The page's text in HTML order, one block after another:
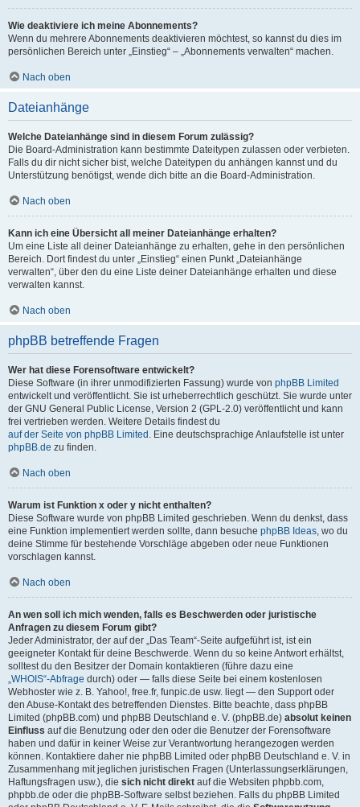
Wie deaktiviere ich meine Abonnements?
Wenn du mehrere Abonnements deaktivieren möchtest, so kannst du dies im
persönlichen Bereich unter „Einstieg“ – „Abonnements verwalten“ machen.
Nach oben
Dateianhänge
Welche Dateianhänge sind in diesem Forum zulässig?
Die Board-Administration kann bestimmte Dateitypen zulassen oder verbieten.
Falls du dir nicht sicher bist, welche Dateitypen du anhängen kannst und du
Unterstützung benötigst, wende dich bitte an die Board-Administration.
Nach oben
Kann ich eine Übersicht all meiner Dateianhänge erhalten?
Um eine Liste all deiner Dateianhänge zu erhalten, gehe in den persönlichen
Bereich. Dort findest du unter „Einstieg“ einen Punkt „Dateianhänge
verwalten“, über den du eine Liste deiner Dateianhänge erhalten und diese
verwalten kannst.
Nach oben
phpBB betreffende Fragen
Wer hat diese Forensoftware entwickelt?
Diese Software (in ihrer unmodifizierten Fassung) wurde von phpBB Limited
entwickelt und veröffentlicht. Sie ist urheberrechtlich geschützt. Sie wurde unter
der GNU General Public License, Version 2 (GPL-2.0) veröffentlicht und kann
frei vertrieben werden. Weitere Details findest du
auf der Seite von phpBB Limited . Eine deutschsprachige Anlaufstelle ist unter
phpBB.de zu finden.
Nach oben
Warum ist Funktion x oder y nicht enthalten?
Diese Software wurde von phpBB Limited geschrieben. Wenn du denkst, dass
eine Funktion implementiert werden sollte, dann besuche phpBB Ideas, wo du
deine Stimme für bestehende Vorschläge abgeben oder neue Funktionen
vorschlagen kannst.
Nach oben
An wen soll ich mich wenden, falls es Beschwerden oder juristische
Anfragen zu diesem Forum gibt?
Jeder Administrator, der auf der „Das Team“-Seite aufgeführt ist, ist ein
geeigneter Kontakt für deine Beschwerde. Wenn du so keine Antwort erhältst,
solltest du den Besitzer der Domain kontaktieren (führe dazu eine
„WHOIS“-Abfrage durch) oder — falls diese Seite bei einem kostenlosen
Webhoster wie z. B. Yahoo!, free.fr, funpic.de usw. liegt — den Support oder
den Abuse-Kontakt des betreffenden Dienstes. Bitte beachte, dass phpBB
Limited (phpBB.com) und phpBB Deutschland e. V. (phpBB.de) absolut keinen
Einfluss auf die Benutzung oder den oder die Benutzer der Forensoftware
haben und dafür in keiner Weise zur Verantwortung herangezogen werden
können. Kontaktiere daher nie phpBB Limited oder phpBB Deutschland e. V. in
Zusammenhang mit jeglichen juristischen Fragen (Unterlassungserklärungen,
Haftungsfragen usw.), die sich nicht direkt auf die Websiten phpbb.com,
phpbb.de oder die phpBB-Software selbst beziehen. Falls du phpBB Limited